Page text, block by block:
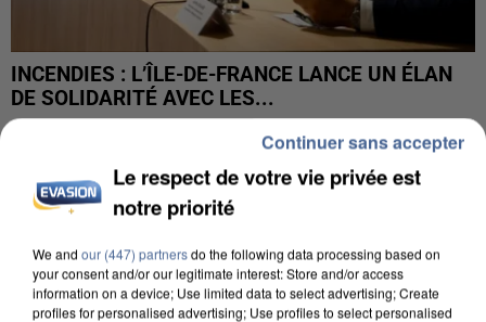
INCENDIES : L’ÎLE-DE-FRANCE LANCE UN ÉLAN
DE SOLIDARITÉ AVEC LES...
Le respect de votre vie privée est
notre priorité
We and our (447) partnersdo the following data processing based on
your consent and/or our legitimate interest: Store and/or access
information on a device; Use limited data to select advertising; Create
profiles for personalised advertising; Use profiles to select personalised
Continuer sans accepter